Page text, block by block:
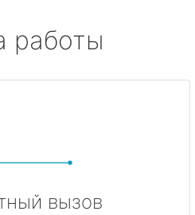
работы
вызов